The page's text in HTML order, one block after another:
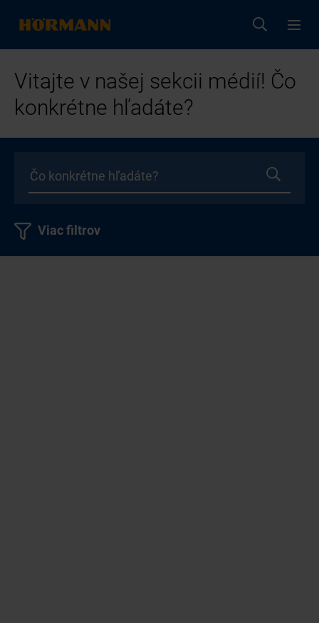
Vitajte v našej sekcii médií! Čo
konkrétne hľadáte?
Viac filtrov